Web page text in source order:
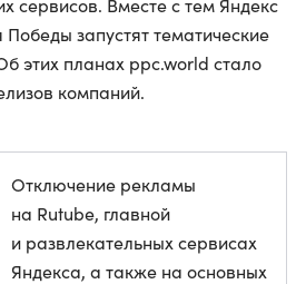
сервисов. Вместе с тем Яндекс
Победы запустят тематические
этих планах ppc.world стало
компаний.
Отключение рекламы
на Rutube, главной
и развлекательных сервисах
Яндекса, а также на основных